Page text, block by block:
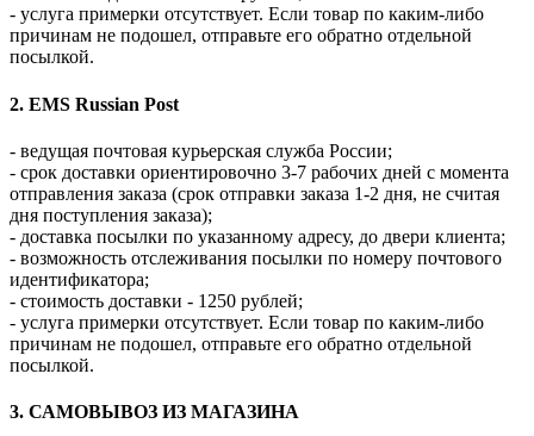
- услуга примерки отсутствует. Если товар по каким-либо
причинам не подошел, отправьте его обратно отдельной
посылкой.
2. EMS Russian Post
- ведущая почтовая курьерская служба России;
- срок доставки ориентировочно 3-7 рабочих дней с момента
отправления заказа (срок отправки заказа 1-2 дня, не считая
дня поступления заказа);
- доставка посылки по указанному адресу, до двери клиента;
- возможность отслеживания посылки по номеру почтового
идентификатора;
- стоимость доставки - 1250 рублей;
- услуга примерки отсутствует. Если товар по каким-либо
причинам не подошел, отправьте его обратно отдельной
посылкой.
3. САМОВЫВОЗ ИЗ МАГАЗИНА